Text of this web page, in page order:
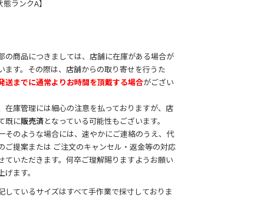
態ランクA】
の商品につきましては、店舗に在庫がある場合が
ます。その際は、店舗からの取り寄せを行うた
送までに通常よりお時間を頂戴する場合がござい
在庫管理には細心の注意を払っておりますが、店
既に販売済となっている可能性もございます。
そのような場合には、速やかにご連絡のうえ、代
ご提案または ご注文のキャンセル・返金等の対応
ていただきます。何卒ご理解賜りますようお願い
げます。
ているサイズはすべて手作業で採寸しておりま